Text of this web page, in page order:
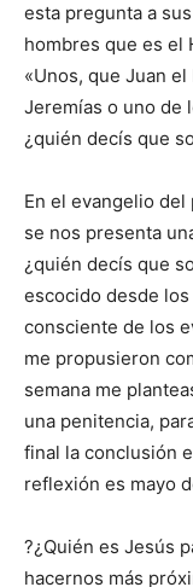
esta pregunta a
hombres que es el
«Unos, que Juan
Jeremías o uno de
¿quién decís que
En el evangelio
se nos presenta
¿quién decís que
escocido desde
consciente de los
me propusieron
semana me
una penitencia,
final la conclusión
reflexión es mayo
?¿Quién es Jesús
hacernos más